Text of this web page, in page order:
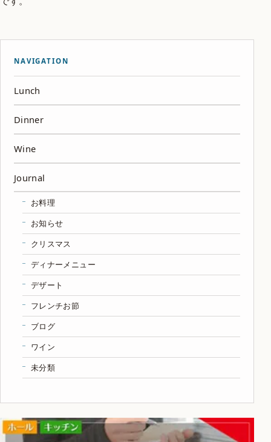
NAVIGATION
Lunch
Dinner
Wine
Journal
お料理
お知らせ
クリスマス
ディナーメニュー
デザート
フレンチお節
ブログ
ワイン
未分類